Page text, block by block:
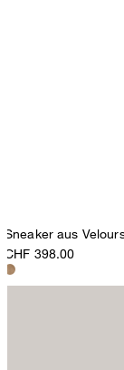
Sneaker aus
CHF 398.00